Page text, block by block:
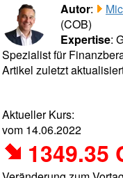
Autor:
(COB)
Expertise:
Spezialist für
Artikel zuletzt
Aktueller Kurs:
vom 14.06.2022
1349.35